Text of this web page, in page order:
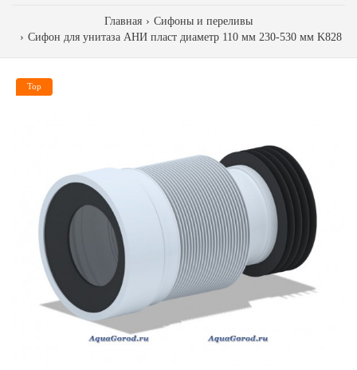
Главная
Сифоны и переливы
Сифон для унитаза АНИ пласт диаметр 110 мм 230-530 мм K828
Top